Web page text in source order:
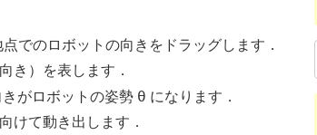
でのロボットの向きをドラッグします．
き）を表します．
がロボットの姿勢 θ になります．
けて動き出します．